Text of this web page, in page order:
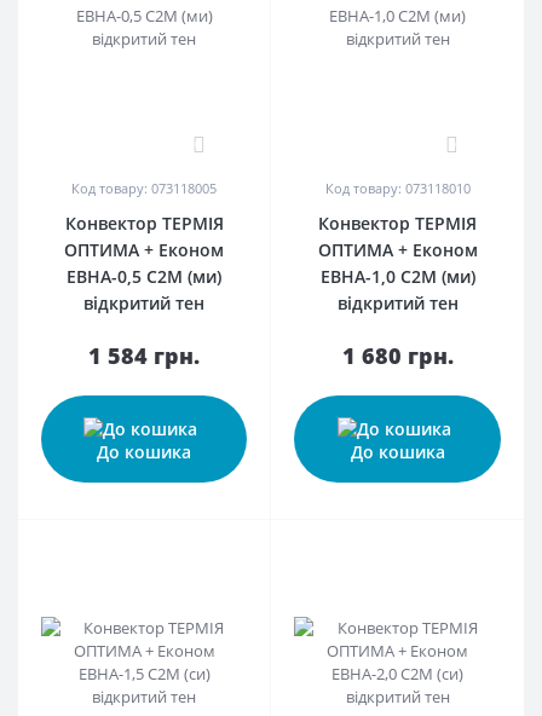
Код товару: 073118005
Конвектор ТЕРМІЯ
ОПТИМА + Економ
ЕВНА-0,5 С2М (ми)
відкритий тен
1 584 грн.
До кошика
Код товару: 073118010
Конвектор ТЕРМІЯ
ОПТИМА + Економ
ЕВНА-1,0 С2М (ми)
відкритий тен
1 680 грн.
До кошика